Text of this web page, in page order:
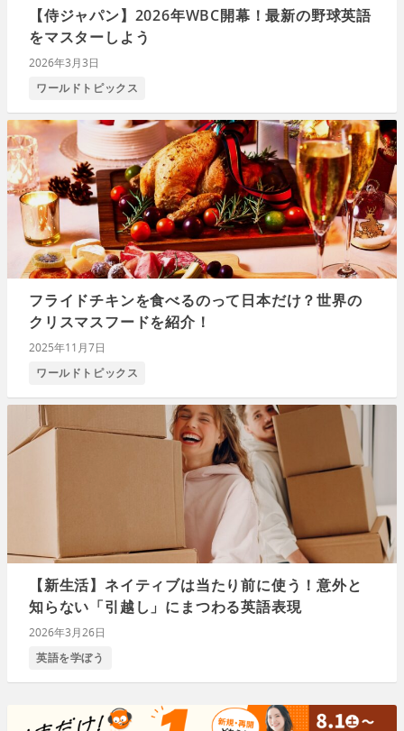
【侍ジャパン】2026年WBC開幕！最新の野球英語
をマスターしよう
2026年3月3日
ワールドトピックス
フライドチキンを食べるのって日本だけ？世界の
クリスマスフードを紹介！
2025年11月7日
ワールドトピックス
【新生活】ネイティブは当たり前に使う！意外と
知らない「引越し」にまつわる英語表現
2026年3月26日
英語を学ぼう